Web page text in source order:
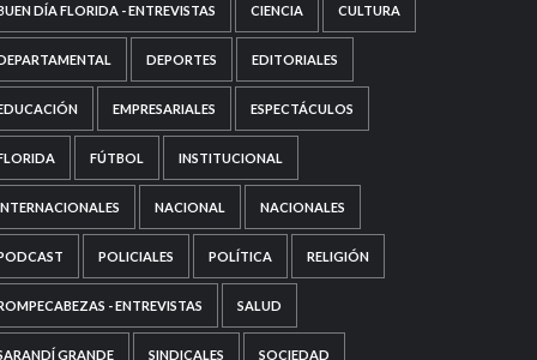
DÍA FLORIDA - ENTREVISTAS CIENCIA CULTURA
DEPORTES EDITORIALES
EMPRESARIALES ESPECTÁCULOS
FÚTBOL INSTITUCIONAL
NACIONAL NACIONALES
POLICIALES POLÍTICA RELIGIÓN
- ENTREVISTAS SALUD
GRANDE SINDICALES SOCIEDAD